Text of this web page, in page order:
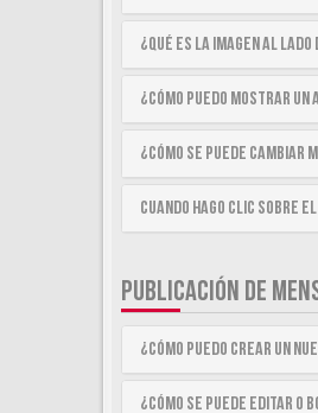
¿Qué es la imagen al
¿Cómo puedo mostrar un
¿Cómo se puede cambiar
Cuando hago clic sobre
PUBLICACIÓN DE
¿Cómo puedo crear un
¿Cómo se puede editar o